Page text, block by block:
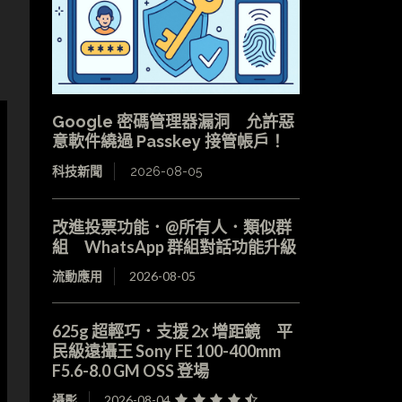
Google 密碼管理器漏洞 允許惡
意軟件繞過 Passkey 接管帳戶！
科技新聞 2026-08-05
改進投票功能．@所有人．類似群
組 WhatsApp 群組對話功能升級
流動應用 2026-08-05
625g 超輕巧．支援 2x 增距鏡 平
民級遠攝王 Sony FE 100-400mm
F5.6-8.0 GM OSS 登場